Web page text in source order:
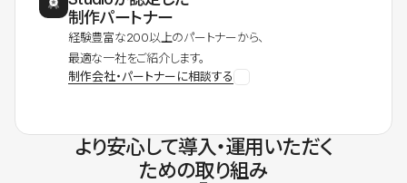
制作パートナー
経験豊富な200以上のパートナーから、
最適な一社をご紹介します。
制作会社・パートナーに相談する
より安心して導入・運用いただく
ための取り組み